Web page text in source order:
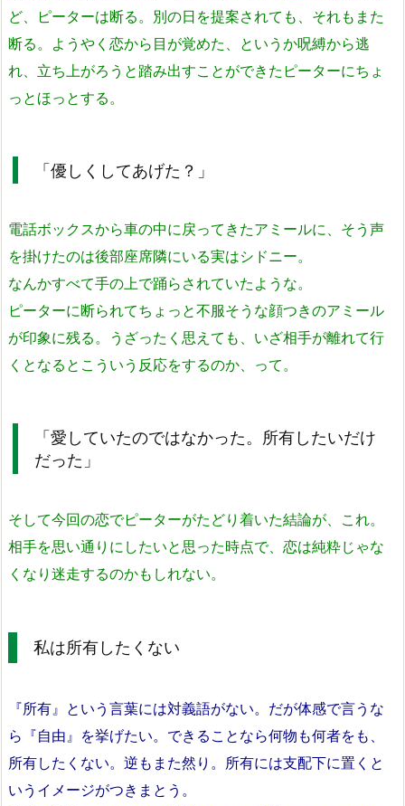
ど、ピーターは断る。別の日を提案されても、それもまた
断る。ようやく恋から目が覚めた、というか呪縛から逃
れ、立ち上がろうと踏み出すことができたピーターにちょ
っとほっとする。
「優しくしてあげた？」
電話ボックスから車の中に戻ってきたアミールに、そう声
を掛けたのは後部座席隣にいる実はシドニー。
なんかすべて手の上で踊らされていたような。
ピーターに断られてちょっと不服そうな顔つきのアミール
が印象に残る。うざったく思えても、いざ相手が離れて行
くとなるとこういう反応をするのか、って。
「愛していたのではなかった。所有したいだけ
だった」
そして今回の恋でピーターがたどり着いた結論が、これ。
相手を思い通りにしたいと思った時点で、恋は純粋じゃな
くなり迷走するのかもしれない。
私は所有したくない
『所有』という言葉には対義語がない。だが体感で言うな
ら『自由』を挙げたい。できることなら何物も何者をも、
所有したくない。逆もまた然り。所有には支配下に置くと
いうイメージがつきまとう。